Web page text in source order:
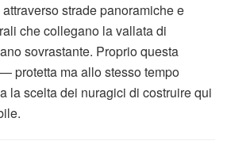
strade panoramiche e
che collegano la vallata di
sovrastante. Proprio questa
protetta ma allo stesso tempo
la scelta dei nuragici di costruire qui